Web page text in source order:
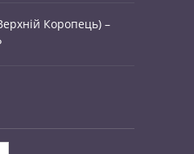
Коропець) –